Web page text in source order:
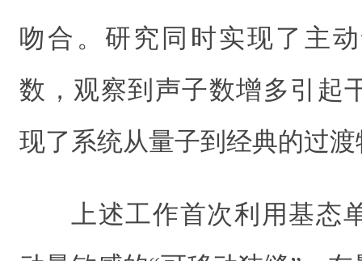
吻合。研究同时实现了主
数，观察到声子数增多引起
现了系统从量子到经典的过
上述工作首次利用基态